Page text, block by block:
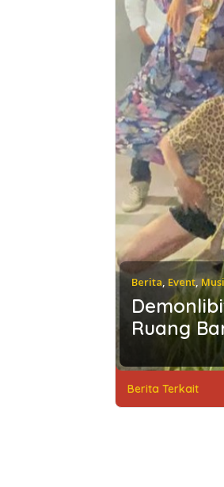
Berita, Event,
Ruang
Berita Terkait